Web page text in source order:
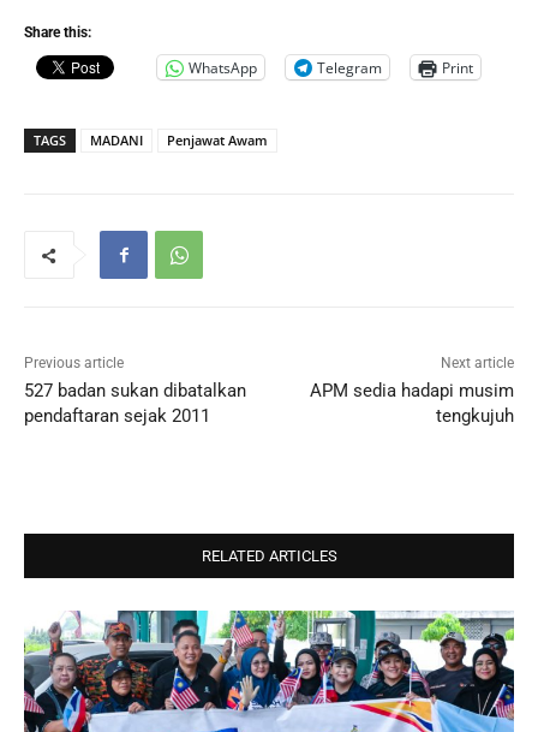
Share this:
WhatsApp Telegram Print
TAGS MADANI Penjawat Awam
Previous article
527 badan sukan dibatalkan
pendaftaran sejak 2011
Next article
APM sedia hadapi musim
tengkujuh
RELATED ARTICLES